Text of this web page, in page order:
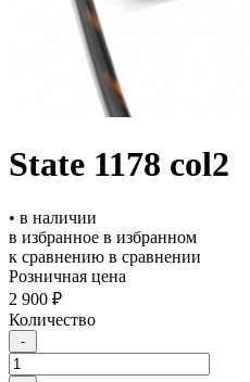
State 1178 col2
• в наличии
в избранное в избранном
к сравнению в сравнении
Розничная цена
2 900 ₽
Количество
-